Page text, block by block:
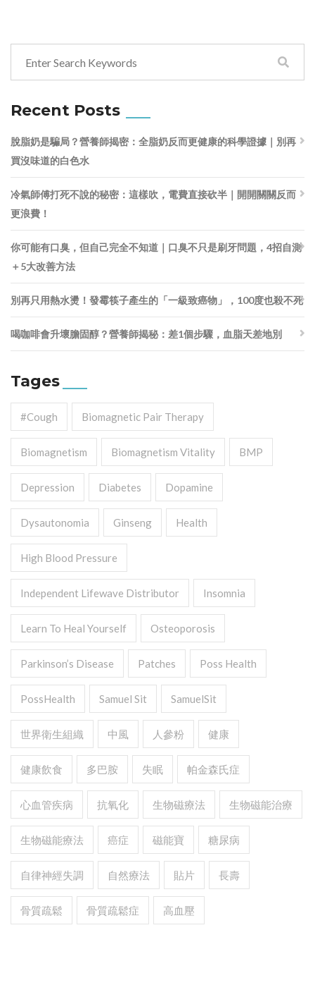
Recent Posts
脫脂奶是騙局？營養師揭密：全脂奶反而更健康的科學證據｜別再
買沒味道的白色水
冷氣師傅打死不說的秘密：這樣吹，電費直接砍半｜開開關關反而
更浪費！
你可能有口臭，但自己完全不知道｜口臭不只是刷牙問題，4招自測
＋5大改善方法
別再只用熱水燙！發霉筷子產生的「一級致癌物」，100度也殺不死
喝咖啡會升壞膽固醇？營養師揭秘：差1個步驟，血脂天差地別
Tages
#cough Biomagnetic Pair Therapy
Biomagnetism Biomagnetism Vitality BMP
Depression Diabetes Dopamine
Dysautonomia Ginseng Health
High Blood Pressure
Independent Lifewave Distributor Insomnia
Learn To Heal Yourself Osteoporosis
Parkinson’s Disease Patches Poss Health
PossHealth Samuel Sit SamuelSit
世界衛生組織 中風 人參粉 健康
健康飲食 多巴胺 失眠 帕金森氏症
心血管疾病 抗氧化 生物磁療法 生物磁能治療
生物磁能療法 癌症 磁能寶 糖尿病
自律神經失調 自然療法 貼片 長壽
骨質疏鬆 骨質疏鬆症 高血壓